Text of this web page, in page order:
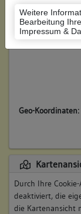
Weitere
Bearbeitung
Impressum &
Lage des
Geo-Koordinaten:
Durch Ihre
deaktiviert, die
die Kartenansicht